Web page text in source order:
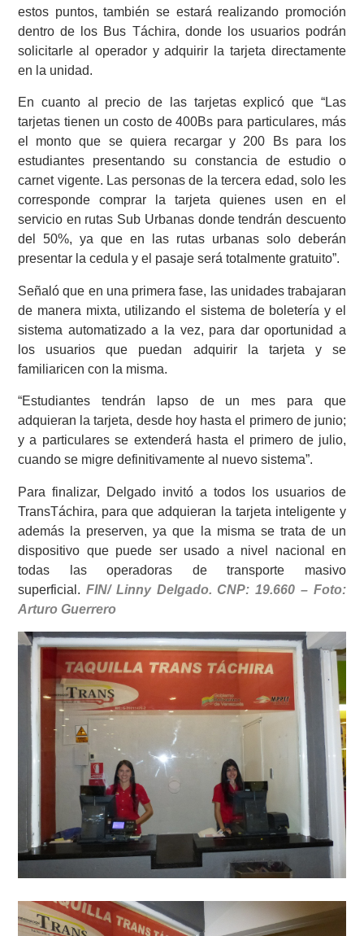
estos puntos, también se estará realizando promoción
dentro de los Bus Táchira, donde los usuarios podrán
solicitarle al operador y adquirir la tarjeta directamente
en la unidad.
En cuanto al precio de las tarjetas explicó que “Las
tarjetas tienen un costo de 400Bs para particulares, más
el monto que se quiera recargar y 200 Bs para los
estudiantes presentando su constancia de estudio o
carnet vigente. Las personas de la tercera edad, solo les
corresponde comprar la tarjeta quienes usen en el
servicio en rutas Sub Urbanas donde tendrán descuento
del 50%, ya que en las rutas urbanas solo deberán
presentar la cedula y el pasaje será totalmente gratuito”.
Señaló que en una primera fase, las unidades trabajaran
de manera mixta, utilizando el sistema de boletería y el
sistema automatizado a la vez, para dar oportunidad a
los usuarios que puedan adquirir la tarjeta y se
familiaricen con la misma.
“Estudiantes tendrán lapso de un mes para que
adquieran la tarjeta, desde hoy hasta el primero de junio;
y a particulares se extenderá hasta el primero de julio,
cuando se migre definitivamente al nuevo sistema”.
Para finalizar, Delgado invitó a todos los usuarios de
TransTáchira, para que adquieran la tarjeta inteligente y
además la preserven, ya que la misma se trata de un
dispositivo que puede ser usado a nivel nacional en
todas las operadoras de transporte masivo
superficial. FIN/ Linny Delgado. CNP: 19.660 – Foto:
Arturo Guerrero